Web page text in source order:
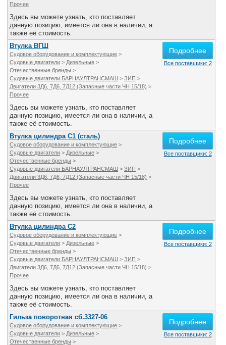
Прочее
Здесь вы можете узнать, кто поставляет
данную позицию, имеется ли она в наличии, а
также её стоимость.
Втулка ВГШ
Судовое оборудование и комплектующие >
Судовые двигатели > Дизельные >
Отечественные бренды >
Судовые двигатели БАРНАУЛТРАНСМАШ > ЗИП >
Двигатели 3Д6, 7Д6, 7Д12 (Запасные части ЧН 15/18) >
Прочее
Здесь вы можете узнать, кто поставляет
данную позицию, имеется ли она в наличии, а
также её стоимость.
Подробнее
Все поставщики: 2
Втулка цилиндра С1 (сталь)
Судовое оборудование и комплектующие >
Судовые двигатели > Дизельные >
Отечественные бренды >
Судовые двигатели БАРНАУЛТРАНСМАШ > ЗИП >
Двигатели 3Д6, 7Д6, 7Д12 (Запасные части ЧН 15/18) >
Прочее
Здесь вы можете узнать, кто поставляет
данную позицию, имеется ли она в наличии, а
также её стоимость.
Подробнее
Все поставщики: 2
Втулка цилиндра С2
Судовое оборудование и комплектующие >
Судовые двигатели > Дизельные >
Отечественные бренды >
Судовые двигатели БАРНАУЛТРАНСМАШ > ЗИП >
Двигатели 3Д6, 7Д6, 7Д12 (Запасные части ЧН 15/18) >
Прочее
Здесь вы можете узнать, кто поставляет
данную позицию, имеется ли она в наличии, а
также её стоимость.
Подробнее
Все поставщики: 2
Гильза поворотная сб.3327-06
Судовое оборудование и комплектующие >
Судовые двигатели > Дизельные >
Отечественные бренды >
Подробнее
Все поставщики: 2